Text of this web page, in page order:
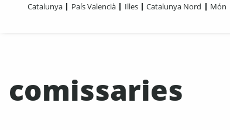
Catalunya País Valencià Illes Catalunya Nord Món
comissaries